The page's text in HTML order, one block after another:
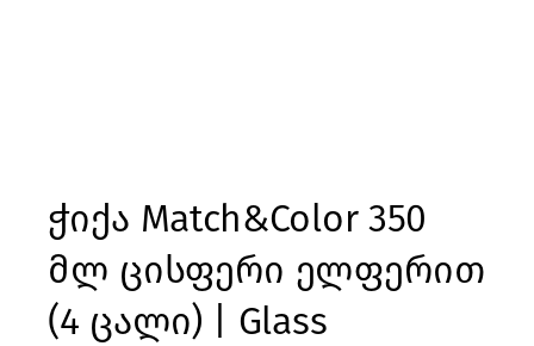
ჭიქა Match&Color 350
მლ ცისფერი ელფერით
(4 ცალი) | Glass